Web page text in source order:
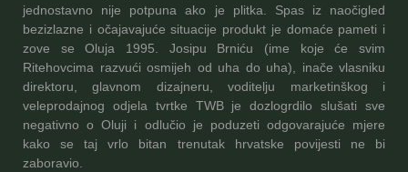
jednostavno nije potpuna ako je plitka. Spas iz naočigled
bezizlazne i očajavajuće situacije produkt je domaće pameti i
zove se Oluja 1995. Josipu Brniću (ime koje će svim
Ritehovcima razvući osmijeh od uha do uha), inače vlasniku
direktoru, glavnom dizajneru, voditelju marketinškog i
veleprodajnog odjela tvrtke TWB je dozlogrdilo slušati sve
negativno o Oluji i odlučio je poduzeti odgovarajuće mjere
kako se taj vrlo bitan trenutak hrvatske povijesti ne bi
zaboravio.